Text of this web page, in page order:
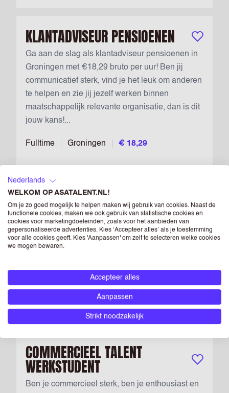
KLANTADVISEUR PENSIOENEN Bewaar
Fulltime Groningen € 18,29
Ga aan de slag als klantadviseur pensioenen in
Groningen met €18,29 bruto per uur! Ben jij
communicatief sterk, vind je het leuk om anderen
te helpen en zie jij jezelf werken binnen
maatschappelijk relevante organisatie, dan is dit
jouw kans!...
FRONTOFFICE MEDEWERKER
PENSIOENEN TKP Bewaar
€ 18,29
In Groningen klanten echt verder helpen met hun
pensioen, hybride werken en een startsalaris van
€18,29 per uur? In deze klantgerichte rol groei je
coaching en duidelijke carrièrekansen....
COMMERCIEEL TALENT
WERKSTUDENT Bewaar
Ben je commercieel sterk, ben je enthousiast en
Nederlands
WELKOM OP ASATALENT.NL!
Om je zo goed mogelijk te helpen maken wij gebruik van cookies. Naast de
functionele cookies, maken we ook gebruik van statistische cookies en
cookies voor marketingdoeleinden, zoals voor het aanbieden van
gepersonaliseerde advertenties. Kies ‘Accepteer alles’ als je toestemming
voor alle cookies geeft. Kies 'Aanpassen' om zelf te selecteren welke cookies
we mogen bewaren.
Accepteer alles
Aanpassen
Strikt noodzakelijk